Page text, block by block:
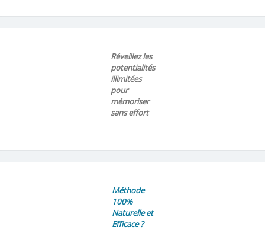
Réveillez les
potentialités
illimitées
pour
mémoriser
sans effort
Méthode
100%
Naturelle et
Efficace ?